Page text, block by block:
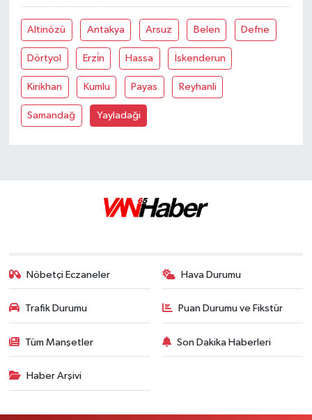
Altinözü Antakya Arsuz Belen Defne
Dörtyol Erzi̇n Hassa İskenderun
Kirikhan Kumlu Payas Reyhanli
Samandağ Yayladaği
Nöbetçi Eczaneler Hava Durumu
Trafik Durumu Puan Durumu ve Fikstür
Tüm Manşetler Son Dakika Haberleri
Haber Arşivi